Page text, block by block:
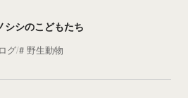
シシのこどもたち
グ 野生動物